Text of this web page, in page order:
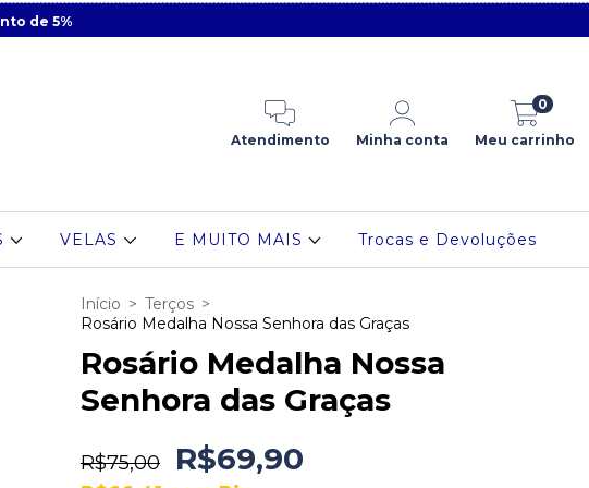
de 5%
Atendimento Minha conta Meu carrinho
0
VELAS E MUITO MAIS Trocas e Devoluções
Início > Terços >
Rosário Medalha Nossa Senhora das Graças
Rosário Medalha Nossa
Senhora das Graças
R$75,00 R$69,90